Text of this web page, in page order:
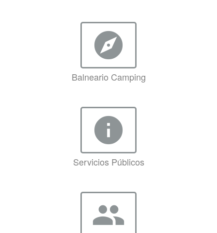
explore
Balneario Camping
info
Servicios Públicos
group